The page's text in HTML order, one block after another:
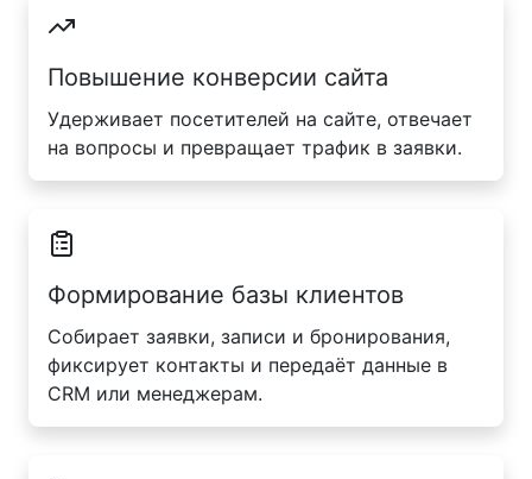
Повышение конверсии сайта
Удерживает посетителей на сайте, отвечает
на вопросы и превращает трафик в заявки.
Формирование базы клиентов
Собирает заявки, записи и бронирования,
фиксирует контакты и передаёт данные в
CRM или менеджерам.